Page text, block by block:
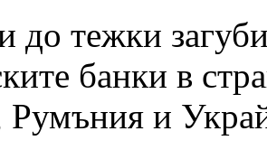
до тежки
банки в
Румъния и